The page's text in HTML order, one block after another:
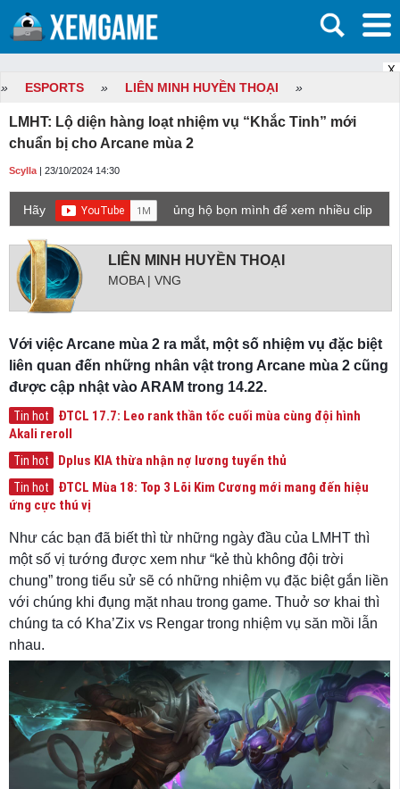
X
» ESPORTS » LIÊN MINH HUYỀN THOẠI »
LMHT: Lộ diện hàng loạt nhiệm vụ “Khắc Tinh” mới
chuẩn bị cho Arcane mùa 2
Scylla | 23/10/2024 14:30
Hãy
ủng hộ bọn mình để xem nhiều clip
LIÊN MINH HUYỀN THOẠI
MOBA | VNG
Với việc Arcane mùa 2 ra mắt, một số nhiệm vụ đặc biệt
liên quan đến những nhân vật trong Arcane mùa 2 cũng
được cập nhật vào ARAM trong 14.22.
Tin hot
ĐTCL 17.7: Leo rank thần tốc cuối mùa cùng đội hình
Akali reroll
Tin hot Dplus KIA thừa nhận nợ lương tuyển thủ
Tin hot
ĐTCL Mùa 18: Top 3 Lõi Kim Cương mới mang đến hiệu
ứng cực thú vị
Như các bạn đã biết thì từ những ngày đầu của LMHT thì
một số vị tướng được xem như “kẻ thù không đội trời
chung” trong tiểu sử sẽ có những nhiệm vụ đặc biệt gắn liền
với chúng khi đụng mặt nhau trong game. Thuở sơ khai thì
chúng ta có Kha’Zix vs Rengar trong nhiệm vụ săn mồi lẫn
nhau.